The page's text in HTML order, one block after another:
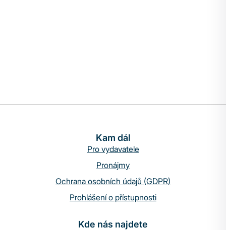
Kam dál
Pro vydavatele
Pronájmy
Ochrana osobních údajů (GDPR)
Prohlášení o přístupnosti
Kde nás najdete